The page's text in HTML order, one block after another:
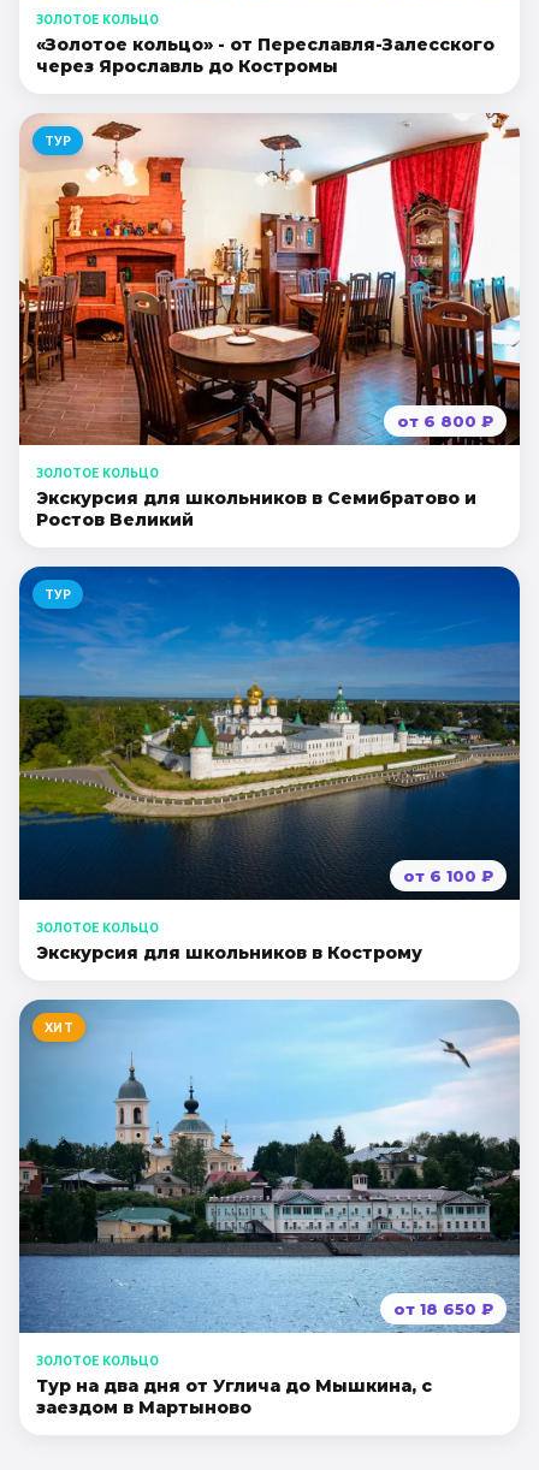
ЗОЛОТОЕ КОЛЬЦО
«Золотое кольцо» - от Переславля-Залесского
через Ярославль до Костромы
ТУР
от 6 800 ₽
ЗОЛОТОЕ КОЛЬЦО
Экскурсия для школьников в Семибратово и
Ростов Великий
ТУР
от 6 100 ₽
ЗОЛОТОЕ КОЛЬЦО
Экскурсия для школьников в Кострому
ХИТ
от 18 650 ₽
ЗОЛОТОЕ КОЛЬЦО
Тур на два дня от Углича до Мышкина, с
заездом в Мартыново